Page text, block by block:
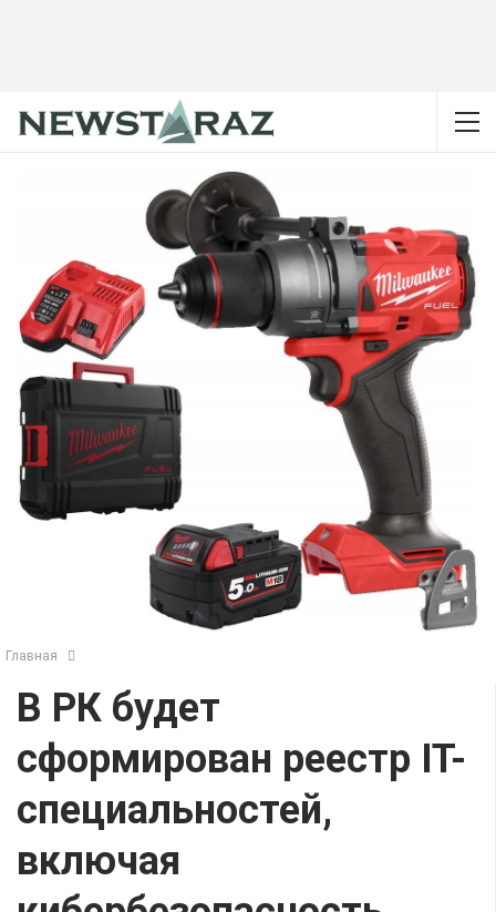
Главная
В РК будет
сформирован реестр IT-
специальностей,
включая